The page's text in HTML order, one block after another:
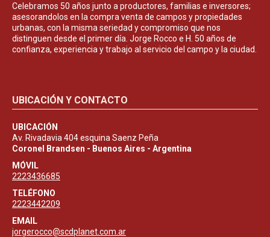
Celebramos 50 años junto a productores, familias e inversores;
asesorandolos en la compra venta de campos y propiedades
urbanas, con la misma seriedad y compromiso que nos
distinguen desde el primer día. Jorge Rocco e H. 50 años de
confianza, experiencia y trabajo al servicio del campo y la ciudad.
UBICACIÓN Y CONTACTO
UBICACIÓN
Av. Rivadavia 404 esquina Saenz Peña
Coronel Brandsen - Buenos Aires - Argentina
MÓVIL
2223436685
TELÉFONO
2223442209
EMAIL
jorgerocco@scdplanet.com.ar